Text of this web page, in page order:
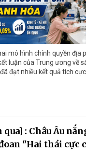
mô hình chính quyền địa
luận của Trung ương về
đạt nhiều kết quả tích cực.
: Châu Âu
"Hai thái cực